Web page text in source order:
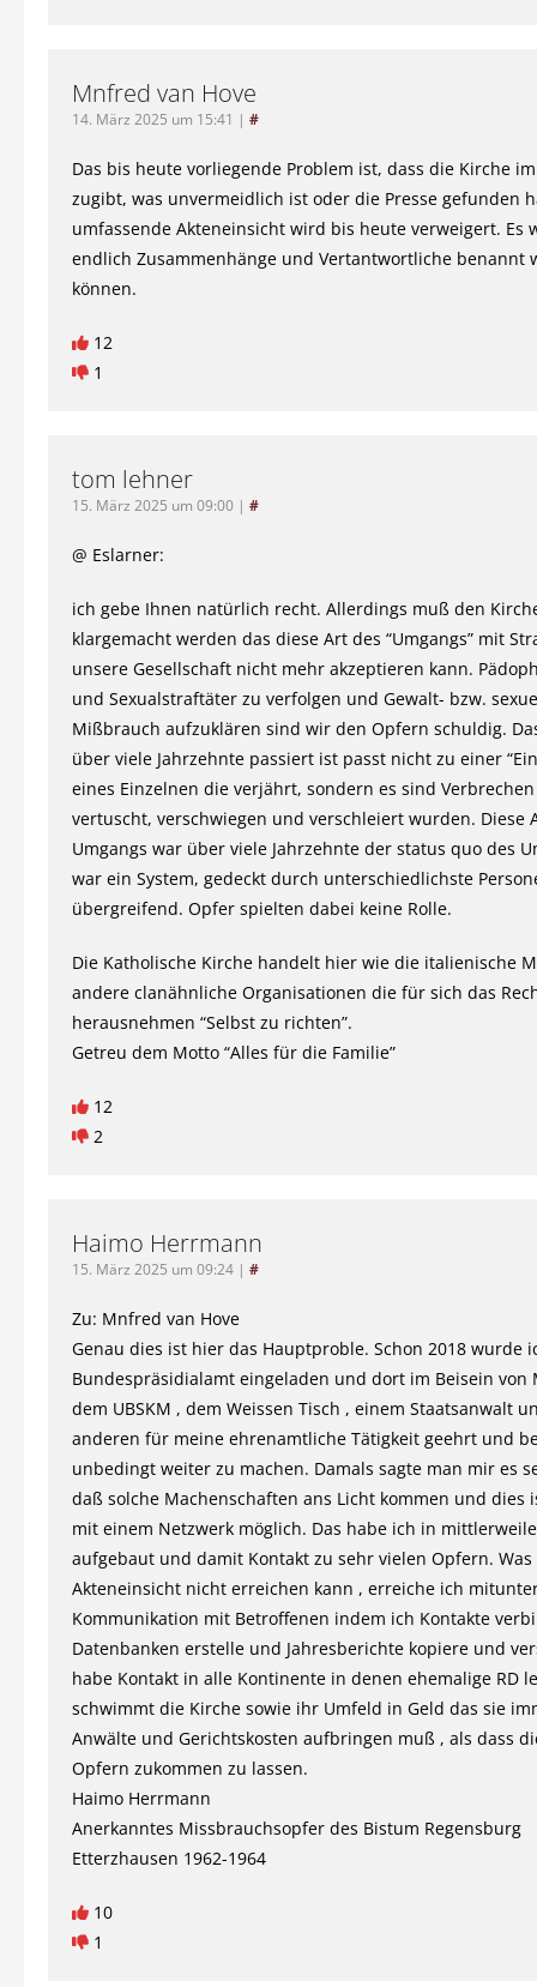
Mnfred van Hove
14. März 2025 um 15:41 | #
Das bis heute vorliegende Problem ist, dass die Kirche
zugibt, was unvermeidlich ist oder die Presse gefunden
umfassende Akteneinsicht wird bis heute verweigert. Es
endlich Zusammenhänge und Vertantwortliche benannt
können.
12
1
tom lehner
15. März 2025 um 09:00 | #
@ Eslarner:
ich gebe Ihnen natürlich recht. Allerdings muß den
klargemacht werden das diese Art des “Umgangs” mit
unsere Gesellschaft nicht mehr akzeptieren kann.
und Sexualstraftäter zu verfolgen und Gewalt- bzw.
Mißbrauch aufzuklären sind wir den Opfern schuldig.
über viele Jahrzehnte passiert ist passt nicht zu einer
eines Einzelnen die verjährt, sondern es sind
vertuscht, verschwiegen und verschleiert wurden. Diese
Umgangs war über viele Jahrzehnte der status quo des
war ein System, gedeckt durch unterschiedlichste
übergreifend. Opfer spielten dabei keine Rolle.
Die Katholische Kirche handelt hier wie die italienische
andere clanähnliche Organisationen die für sich das
herausnehmen “Selbst zu richten”.
Getreu dem Motto “Alles für die Familie”
12
2
Haimo Herrmann
15. März 2025 um 09:24 | #
Zu: Mnfred van Hove
Genau dies ist hier das Hauptproble. Schon 2018 wurde
Bundespräsidialamt eingeladen und dort im Beisein von
dem UBSKM , dem Weissen Tisch , einem Staatsanwalt
anderen für meine ehrenamtliche Tätigkeit geehrt und
unbedingt weiter zu machen. Damals sagte man mir es
daß solche Machenschaften ans Licht kommen und dies
mit einem Netzwerk möglich. Das habe ich in
aufgebaut und damit Kontakt zu sehr vielen Opfern.
Akteneinsicht nicht erreichen kann , erreiche ich
Kommunikation mit Betroffenen indem ich Kontakte
Datenbanken erstelle und Jahresberichte kopiere und
habe Kontakt in alle Kontinente in denen ehemalige RD
schwimmt die Kirche sowie ihr Umfeld in Geld das sie
Anwälte und Gerichtskosten aufbringen muß , als dass
Opfern zukommen zu lassen.
Haimo Herrmann
Anerkanntes Missbrauchsopfer des Bistum Regensburg
Etterzhausen 1962-1964
10
1